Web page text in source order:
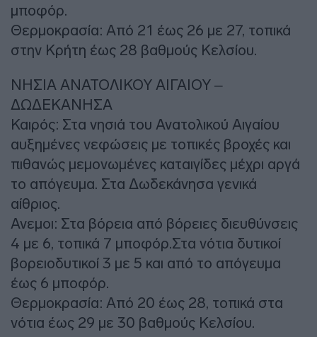
μποφόρ.
Θερμοκρασία: Από 21 έως 26 με 27, τοπικά
στην Κρήτη έως 28 βαθμούς Κελσίου.
ΝΗΣΙΑ ΑΝΑΤΟΛΙΚΟΥ ΑΙΓΑΙΟΥ –
ΔΩΔΕΚΑΝΗΣΑ
Καιρός: Στα νησιά του Ανατολικού Αιγαίου
αυξημένες νεφώσεις με τοπικές βροχές και
πιθανώς μεμονωμένες καταιγίδες μέχρι αργά
το απόγευμα. Στα Δωδεκάνησα γενικά
αίθριος.
Ανεμοι: Στα βόρεια από βόρειες διευθύνσεις
4 με 6, τοπικά 7 μποφόρ.Στα νότια δυτικοί
βορειοδυτικοί 3 με 5 και από το απόγευμα
έως 6 μποφόρ.
Θερμοκρασία: Από 20 έως 28, τοπικά στα
νότια έως 29 με 30 βαθμούς Κελσίου.